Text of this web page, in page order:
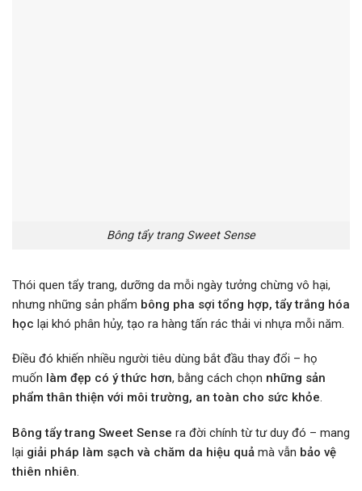
Bông tẩy trang Sweet Sense
Thói quen tẩy trang, dưỡng da mỗi ngày tưởng chừng vô hại,
nhưng những sản phẩm bông pha sợi tổng hợp, tẩy trắng hóa
học lại khó phân hủy, tạo ra hàng tấn rác thải vi nhựa mỗi năm.
Điều đó khiến nhiều người tiêu dùng bắt đầu thay đổi – họ
muốn làm đẹp có ý thức hơn, bằng cách chọn những sản
phẩm thân thiện với môi trường, an toàn cho sức khỏe.
Bông tẩy trang Sweet Sense ra đời chính từ tư duy đó – mang
lại giải pháp làm sạch và chăm da hiệu quả mà vẫn bảo vệ
thiên nhiên.